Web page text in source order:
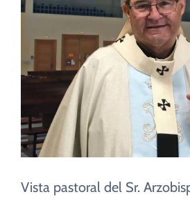
CUIDADO PASTORAL
FE CATÓLICA
COMUNITARIOS
CAMPUS
COLABORA
Vista pastoral del Sr.